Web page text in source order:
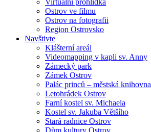
Ostrov ve filmu
Ostrov na fotografii
Region Ostrovsko
Navštivte
Klášterní areál
Videomapping v kapli sv. Anny
Zámecký park
Zámek Ostrov
Palác princů – městská knihovna
Letohrádek Ostrov
Farní kostel sv. Michaela
Kostel sv. Jakuba Většího
Stará radnice Ostrov
Dům kultury Ostrov